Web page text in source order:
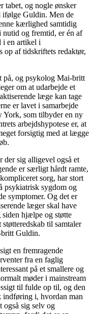
tabet, og nogle ønsker
ifølge Guldin. Men de
kærlighed samtidig
nutid og fremtid, er én af
i en artikel i
op af tidskriftets redaktør,
på, og psykolog Mai-britt
om at udarbejde et
læge kan tage
er lavet i samarbejde
York, som tilbyder en ny
arbejdshypotese er, at
forsigtig med at lægge
der sig alligevel også et
er særligt hårdt ramte,
sorg, har stort
psykiatrisk sygdom og
symptomer. Og det er
læger skal have
siden hjælpe og støtte
til samtaler
britt Guldin.
en fremragende
fra en faglig
på et smallere og
møder i mainstream
til fulde op til, og den
indføring i, hvordan man
også sig selv og